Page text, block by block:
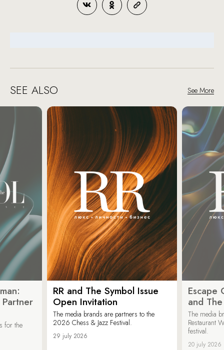
SEE ALSO See More
Partner
for the
RR and The Symbol Issue
Open Invitation
The media brands are partners to the
2026 Chess & Jazz Festival.
29 july 2026
Escape
and
The media
Restaurant
festival.
20 july 2026